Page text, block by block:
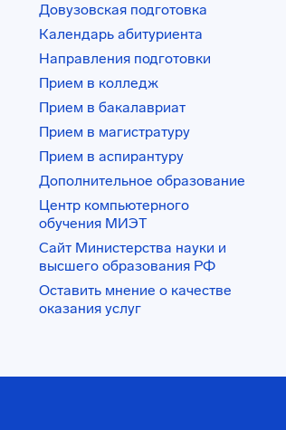
Довузовская подготовка
Календарь абитуриента
Направления подготовки
Прием в колледж
Прием в бакалавриат
Прием в магистратуру
Прием в аспирантуру
Дополнительное образование
Центр компьютерного
обучения МИЭТ
Сайт Министерства науки и
высшего образования РФ
Оставить мнение о качестве
оказания услуг